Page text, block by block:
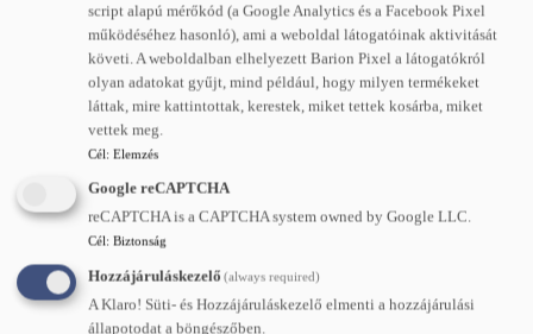
script alapú mérőkód (a Google Analytics és a Facebook Pixel
működéséhez hasonló), ami a weboldal látogatóinak aktivitását
követi. A weboldalban elhelyezett Barion Pixel a látogatókról
olyan adatokat gyűjt, mind például, hogy milyen termékeket
láttak, mire kattintottak, kerestek, miket tettek kosárba, miket
vettek meg.
Cél: Elemzés
Google reCAPTCHA
reCAPTCHA is a CAPTCHA system owned by Google LLC.
Cél: Biztonság
Hozzájáruláskezelő (always required)
A Klaro! Süti- és Hozzájáruláskezelő elmenti a hozzájárulási
állapotodat a böngészőben.